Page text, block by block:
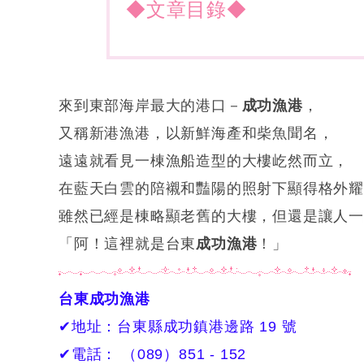
◆文章目錄◆
來到東部海岸最大的港口－ 成功漁港 ，
又稱新港漁港，以新鮮海產和柴魚聞名，
遠遠就看見一棟漁船造型的大樓屹然而立，
在藍天白雲的陪襯和豔陽的照射下顯得格外耀
雖然已經是棟略顯老舊的大樓，但還是讓人一
「阿！這裡就是台東成功漁港 ！」
台東成功漁港
✔地址：台東縣成功鎮港邊路 19 號
✔電話： （089）851 - 152